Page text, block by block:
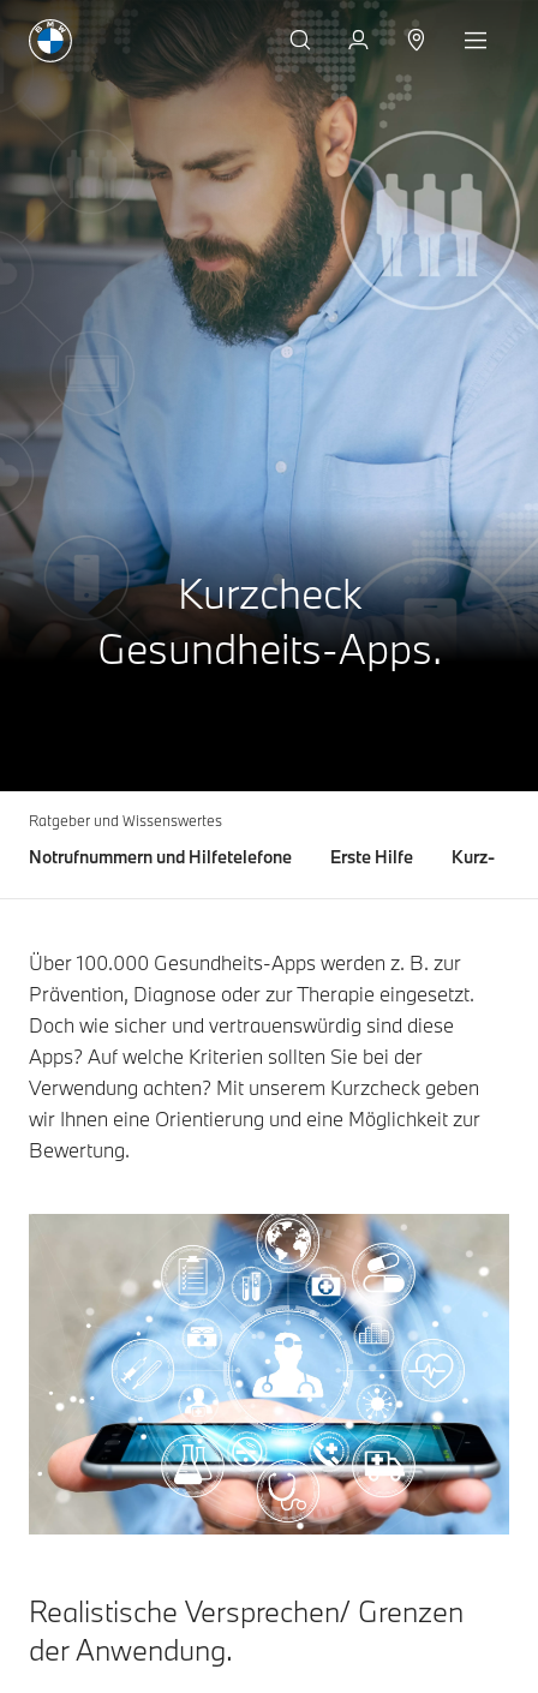
Kurzcheck
Gesundheits-Apps.
Ratgeber und Wissenswertes
Notrufnummern und Hilfetelefone Erste Hilfe Kurz-
Über 100.000 Gesundheits-Apps werden z. B. zur
Prävention, Diagnose oder zur Therapie eingesetzt.
Doch wie sicher und vertrauenswürdig sind diese
Apps? Auf welche Kriterien sollten Sie bei der
Verwendung achten? Mit unserem Kurzcheck geben
wir Ihnen eine Orientierung und eine Möglichkeit zur
Bewertung.
Realistische Versprechen/ Grenzen
der Anwendung.